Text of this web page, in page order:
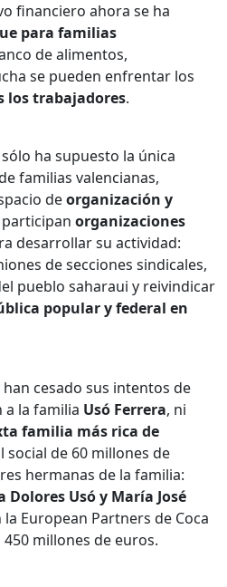
financiero ahora se ha
para familias
de alimentos,
se pueden enfrentar los
los trabajadores.
ha supuesto la única
familias valencianas,
deorganización y
organizaciones
desarrollar su actividad:
de secciones sindicales,
pueblo saharaui y reivindicar
popular y federal en
cesado sus intentos de
a la familia Usó Ferrera, ni
familia más rica de
social de 60 millones de
hermanas de la familia:
Dolores Usó y María José
European Partners de Coca
millones de euros.